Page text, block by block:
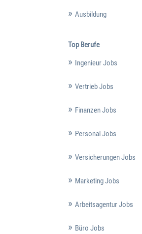
Ausbildung
Top Berufe
Ingenieur Jobs
Vertrieb Jobs
Finanzen Jobs
Personal Jobs
Versicherungen Jobs
Marketing Jobs
Arbeitsagentur Jobs
Büro Jobs